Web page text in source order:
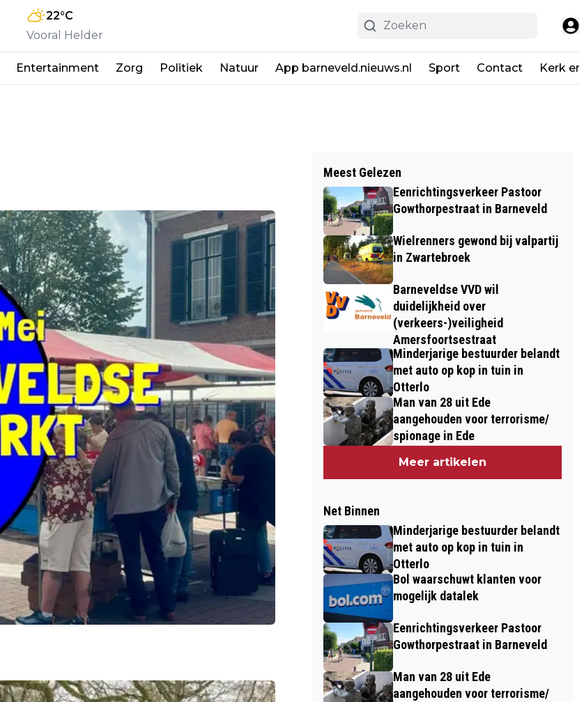
22°C
Vooral Helder
Entertainment Zorg Politiek Natuur App barneveld.nieuws.nl Sport Contact Kerk
Meest Gelezen
Eenrichtingsverkeer Pastoor
Gowthorpestraat in Barneveld
Wielrenners gewond bij valpartij
in Zwartebroek
Barneveldse VVD wil
duidelijkheid over
(verkeers-)veiligheid
Amersfoortsestraat
Minderjarige bestuurder belandt
met auto op kop in tuin in
Otterlo
Man van 28 uit Ede
aangehouden voor terrorisme/
spionage in Ede
Meer artikelen
Net Binnen
Minderjarige bestuurder belandt
met auto op kop in tuin in
Otterlo
Bol waarschuwt klanten voor
mogelijk datalek
Eenrichtingsverkeer Pastoor
Gowthorpestraat in Barneveld
Man van 28 uit Ede
aangehouden voor terrorisme/